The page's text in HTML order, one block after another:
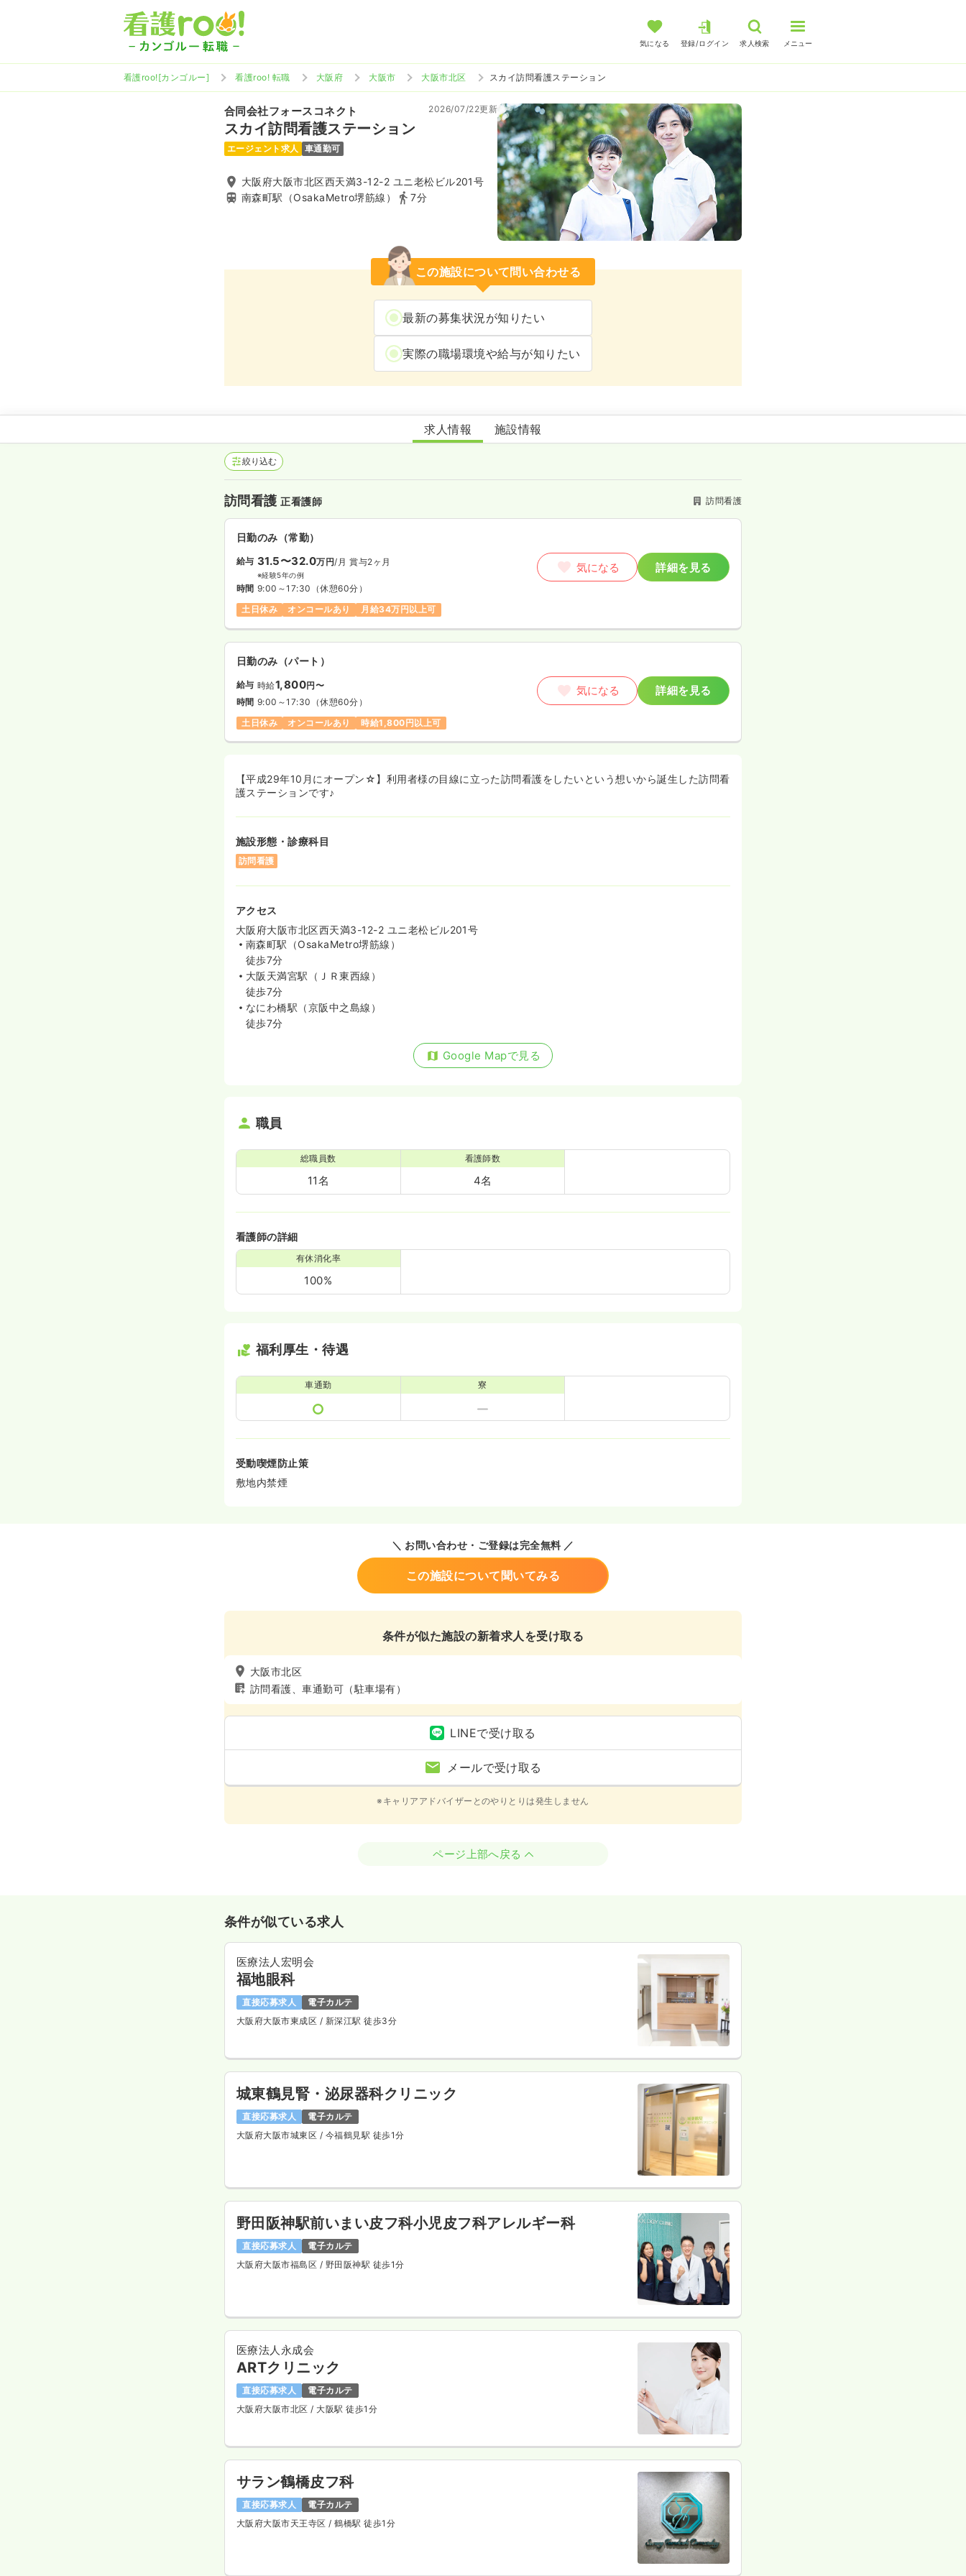
気になる 登録/ログイン 求人検索 メニュー
看護roo![カンゴルー] 看護roo! 転職 大阪府 大阪市 大阪市北区 スカイ訪問看護ステーション
合同会社フォースコネクト
スカイ訪問看護ステーション
2026/07/22更新
エージェント求人 車通勤可
大阪府大阪市北区西天満3-12-2 ユニ老松ビル201号
南森町駅（OsakaMetro堺筋線）
7分
この施設について問い合わせる
最新の募集状況が知りたい
実際の職場環境や給与が知りたい
スカイ訪問看護ステーション
求人情報 施設情報
絞り込む
訪問看護正看護師 訪問看護
日勤のみ（常勤）
給与 31.5〜32.0万円/月 賞与2ヶ月
※経験5年の例
時間 9:00～17:30 （休憩60分）
土日休み
オンコールあり 月給34万円以上可
気になる 詳細を見る
日勤のみ（パート）
給与 時給1,800円〜
時間 9:00～17:30 （休憩60分）
土日休み
オンコールあり 時給1,800円以上可
気になる 詳細を見る
【平成29年10月にオープン☆】利用者様の目線に立った訪問看護をしたいという想いから誕生した訪問看
護ステーションです♪
施設形態・診療科目
訪問看護
アクセス
大阪府大阪市北区西天満3-12-2 ユニ老松ビル201号
南森町駅（OsakaMetro堺筋線）
徒歩7分
大阪天満宮駅（ＪＲ東西線）
徒歩7分
なにわ橋駅（京阪中之島線）
徒歩7分
Google Mapで見る
職員
総職員数
11名
看護師数
4名
看護師の詳細
有休消化率
100%
福利厚生・待遇
車通勤 寮
受動喫煙防止策
敷地内禁煙
＼ お問い合わせ・ご登録は完全無料 ／
この施設について聞いてみる
条件が似た施設の新着求人を受け取る
大阪市北区
訪問看護、車通勤可（駐車場有）
LINEで受け取る
メールで受け取る
※キャリアアドバイザーとのやりとりは発生しません
ページ上部へ戻る
条件が似ている求人
医療法人宏明会
福地眼科
直接応募求人
電子カルテ
大阪府大阪市東成区 / 新深江駅 徒歩3分
城東鶴見腎・泌尿器科クリニック
直接応募求人
電子カルテ
大阪府大阪市城東区 / 今福鶴見駅 徒歩1分
野田阪神駅前いまい皮フ科小児皮フ科アレルギー科
直接応募求人
電子カルテ
大阪府大阪市福島区 / 野田阪神駅 徒歩1分
医療法人永成会
ARTクリニック
直接応募求人
電子カルテ
大阪府大阪市北区/ 大阪駅 徒歩1分
サラン鶴橋皮フ科
直接応募求人
電子カルテ
大阪府大阪市天王寺区/ 鶴橋駅 徒歩1分